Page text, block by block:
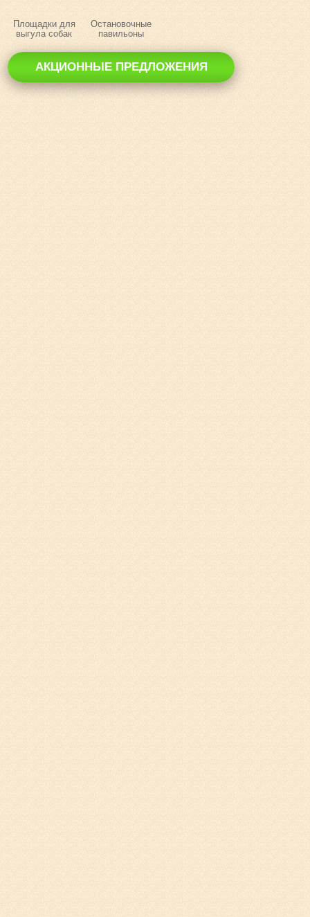
Площадки для
выгула собак
Остановочные
павильоны
АКЦИОННЫЕ ПРЕДЛОЖЕНИЯ